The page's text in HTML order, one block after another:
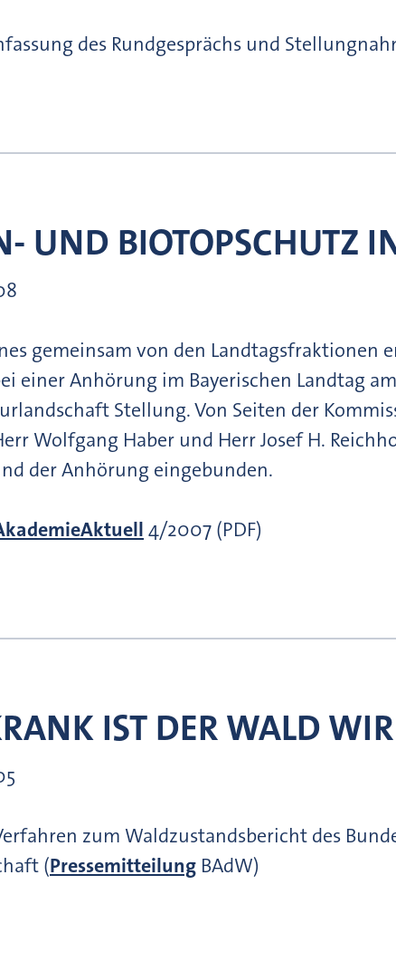
des Rundgesprächs und
UND BIOTOPSCHUTZ
gemeinsam von den Landtagsfraktionen
einer Anhörung im Bayerischen Landtag
Stellung. Von Seiten der
Wolfgang Haber und Herr Josef H.
der Anhörung eingebunden.
4/2007 (PDF)
IST DER WALD
zum Waldzustandsbericht des
(Pressemitteilung BAdW)